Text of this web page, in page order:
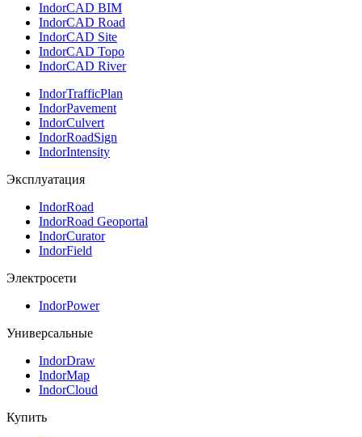
IndorCAD BIM
IndorCAD Road
IndorCAD Site
IndorCAD Topo
IndorCAD River
IndorTrafficPlan
IndorPavement
IndorCulvert
IndorRoadSign
IndorIntensity
Эксплуатация
IndorRoad
IndorRoad Geoportal
IndorCurator
IndorField
Электросети
IndorPower
Универсальные
IndorDraw
IndorMap
IndorCloud
Купить